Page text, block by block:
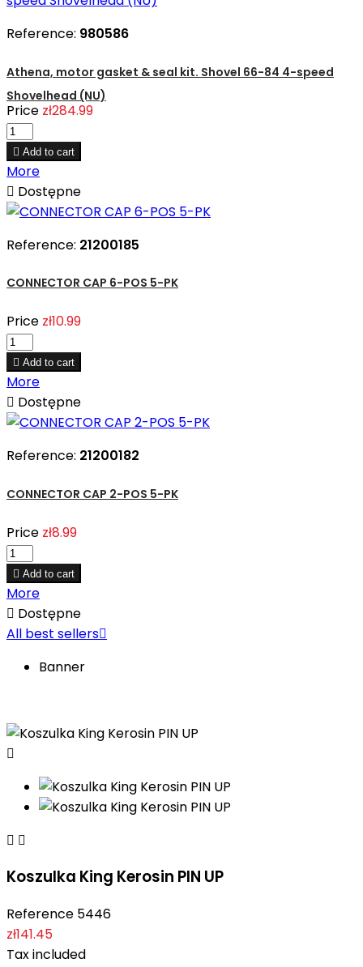
Reference: 980586
Athena, motor gasket & seal kit. Shovel 66-84 4-speed
Shovelhead (NU)
Price zł284.99
 Add to cart
More
 Dostępne
Reference: 21200185
CONNECTOR CAP 6-POS 5-PK
Price zł10.99
 Add to cart
More
 Dostępne
Reference: 21200182
CONNECTOR CAP 2-POS 5-PK
Price zł8.99
 Add to cart
More
 Dostępne
All best sellers
Banner

 
Koszulka King Kerosin PIN UP
Reference 5446
zł141.45
Tax included